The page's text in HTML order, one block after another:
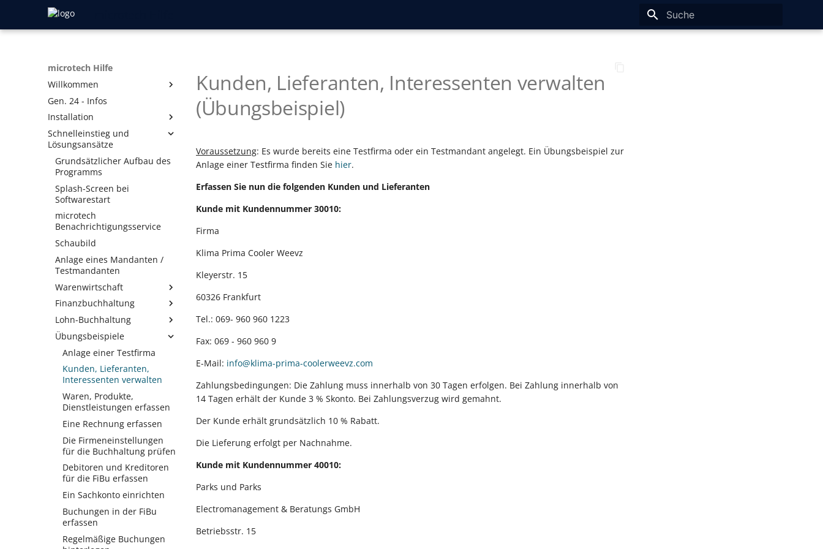
Kunden, Lieferanten, Interessenten verwalten
(Übungsbeispiel)
Voraussetzung: Es wurde bereits eine Testfirma oder ein Testmandant angelegt. Ein Übungsbeispiel zur
Anlage einer Testfirma finden Sie hier.
Erfassen Sie nun die folgenden Kunden und Lieferanten
Kunde mit Kundennummer 30010:
Firma
Klima Prima Cooler Weevz
Kleyerstr. 15
60326 Frankfurt
Tel.: 069- 960 960 1223
Fax: 069 - 960 960 9
E-Mail: info@klima-prima-coolerweevz.com
Zahlungsbedingungen: Die Zahlung muss innerhalb von 30 Tagen erfolgen. Bei Zahlung innerhalb von
14 Tagen erhält der Kunde 3 % Skonto. Bei Zahlungsverzug wird gemahnt.
Der Kunde erhält grundsätzlich 10 % Rabatt.
Die Lieferung erfolgt per Nachnahme.
Kunde mit Kundennummer 40010:
Parks und Parks
Electromanagement & Beratungs GmbH
Betriebsstr. 15
microtech Hilfe
Willkommen
Vorwort
Ausprägungen und Symbole
Produkt-Generationen
Gen. 24: Reorganisation
aller Datenbank-Tabellen
Legacy-Funktionen
Fertigungskennzeichen
Aufbau der Online-Hilfe
Hilfe-Register
Gen. 24 - Infos
Installation
Lizenzmodell
Neuinstallation
Installationsmöglichkeiten
Das Starten der Installation
Installationsassistent
Datenserver suchen
Serverkonfiguration
Server manuell
hinzufügen
Verbindungsaufbau
Datenserver
Erkennung des DNS
Servernamens
Server hinzufügen
Servername manuell
eintragen
Netzwerkbindung der
Adapter
Glossar
Aktivierung
Mandanteneinrichtung
Testfirma / Testmandant
Benutzer einrichten
Installation
Netzwerkarbeitsplätze
Client am BP-Server
einrichten
Auto-Setup
Programmaktualisierung
Schneller Wartungsmodus
Installation des Upgrades
Aktivierung
Echtheitszertifikat
Funktionen des neuen
Revisionsjahrs freischalten
Lizenzverlängerung nach
Vertragsablauf
Umzug der microtech
Software auf einen neuen PC
Version ist Testversion zu
Prüfzwecken
30 Tage-Testversion
installieren
Schnelleinstieg und
Lösungsansätze
Grundsätzlicher Aufbau des
Programms
Splash-Screen bei
Softwarestart
microtech
Benachrichtigungsservice
Schaubild
Anlage eines Mandanten /
Testmandanten
Warenwirtschaft
Kunden, Lieferanten,
Interessenten, ... verwalten
Artikel erfassen
Standardabläufe
Wandeln: Verkauf /
Einkauf
Verkauf - Standardablauf
Einkauf - Standardablauf
Ein Angebot erstellen
Einen Artikel beim
Lieferanten bestellen
Eine Rechnung erfassen
Offene Posten und
Mahnungen
Einen Lagerzugang buchen
Daten an den
Steuerberater übermitteln
Einen Kontoauszug über
das Online-Banking
abrufen
Finanzbuchhaltung
Die Firmeneinstellungen
für die Buchhaltung prüfen
Debitoren und Kreditoren
verwalten
Ein Sachkonto einrichten
Eingangs- und
Ausgangsrechnungen
einlesen
Buchungen aus der
Lohnbuchhaltung einlesen
Buchungen in der FiBu
erfassen
Regelmäßige Buchungen
hinterlegen und verwalten
Alles rund ums
Kassenbuch in der
Buchhaltung
Lohn-Buchhaltung
Die Firmeneinstellungen
prüfen
Berufsgenossenschaft
anlegen
Eine Einzugsstelle erfassen
Einen Mitarbeiter erfassen
Lohnarten anpassen und
erfassen
Eine
Lohn-/Gehaltsabrechnung
durchführen
Sozialversicherungsmeldungen
prüfen
Daten elektronisch
übermitteln
Die Lohnsteueranmeldung
Übungsbeispiele
Anlage einer Testfirma
Kunden, Lieferanten,
Interessenten verwalten
Waren, Produkte,
Dienstleistungen erfassen
Eine Rechnung erfassen
Die Firmeneinstellungen
für die Buchhaltung prüfen
Debitoren und Kreditoren
für die FiBu erfassen
Ein Sachkonto einrichten
Buchungen in der FiBu
erfassen
Regelmäßige Buchungen